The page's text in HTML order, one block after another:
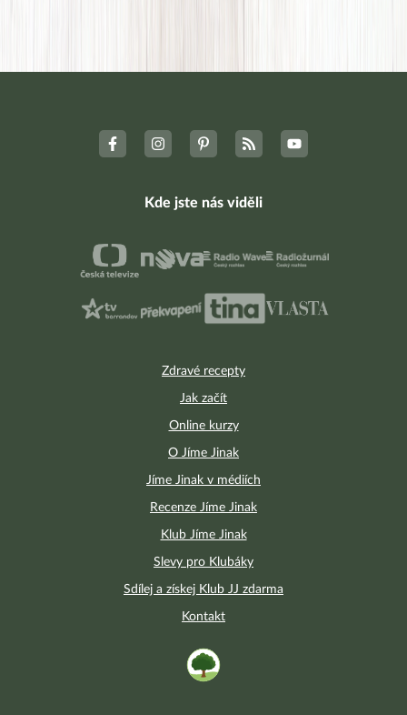
Zdravé recepty
Jak začít
Online kurzy
O Jíme Jinak
Jíme Jinak v médiích
Recenze Jíme Jinak
Klub Jíme Jinak
Slevy pro Klubáky
Sdílej a získej Klub JJ zdarma
Kontakt
Kde jste nás viděli